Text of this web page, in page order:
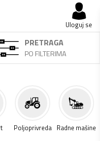
Uloguj se
PRETRAGA
PO FILTERIMA
Poljoprivreda Radne mašine